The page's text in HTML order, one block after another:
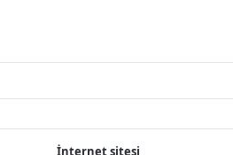
İnternet sitesi